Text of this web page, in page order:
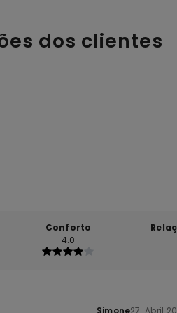
dos clientes
Conforto
4.0
Simone27. Abril